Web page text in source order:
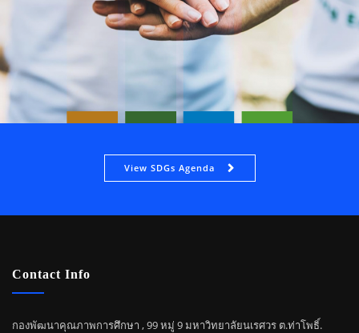
View SDGs Agenda
Contact Info
กองพัฒนาคุณภาพการศึกษา , 99 หมู่ 9 มหาวิทยาลัยนเรศวร ต.ท่าโพธิ์.